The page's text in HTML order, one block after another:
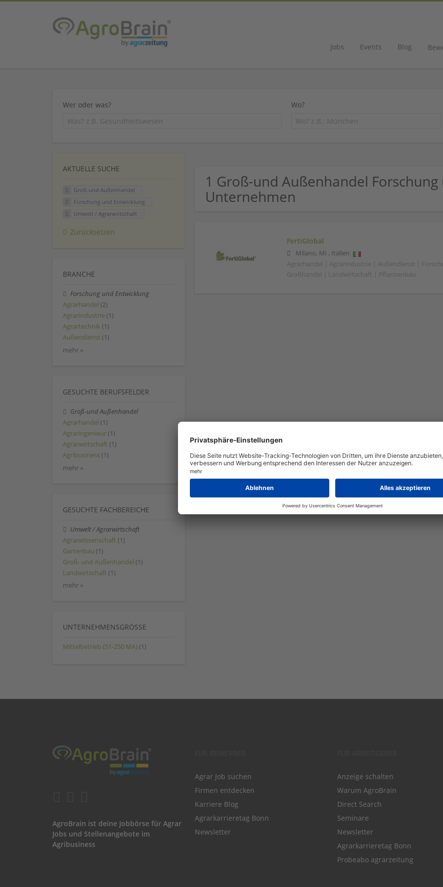
Jobs Events Blog
Wer oder was? Wo?
1 Groß-und Außenhandel
Unternehmen
FertiGlobal
Milano, MI , Italien
Agrarhandel | Agrarindustrie | Außendienst |
Großhandel | Landwirtschaft | Pflanzenbau
AKTUELLE SUCHE
Groß-und Außenhandel
Forschung und Entwicklung
Umwelt / Agrarwirtschaft
Zurücksetzen
BRANCHE
Forschung und Entwicklung
Agrarhandel (2)
Agrarindustrie (1)
Agrartechnik (1)
Außendienst (1)
mehr »
GESUCHTE BERUFSFELDER
Groß-und Außenhandel
Agrarhandel (1)
Agraringenieur (1)
Agrarwirtschaft (1)
Agribusiness (1)
mehr »
GESUCHTE FACHBEREICHE
Umwelt / Agrarwirtschaft
Agrarwissenschaft (1)
Gartenbau (1)
Groß- und Außenhandel (1)
Landwirtschaft (1)
mehr »
UNTERNEHMENSGRÖSSE
Mittelbetrieb (51-250 MA) (1)
AgroBrain ist deine Jobbörse für Agrar
Jobs und Stellenangebote im
Agribusiness
Agrar Job suchen
Firmen entdecken
Karriere Blog
Agrarkarrieretag Bonn
Newsletter
Anzeige schalten
Warum AgroBrain
Direct Search
Seminare
Newsletter
Agrarkarrieretag Bonn
Probeabo agrarzeitung